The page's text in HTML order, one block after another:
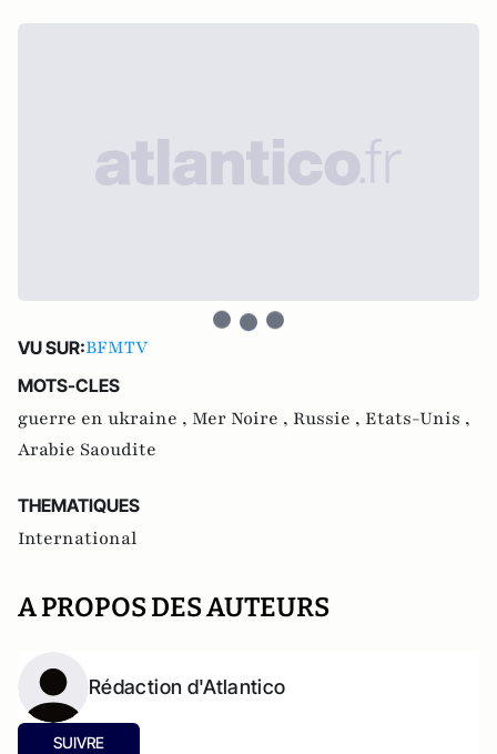
VU SUR:BFMTV
MOTS-CLES
guerre en ukraine , Mer Noire , Russie , Etats-Unis ,
Arabie Saoudite
THEMATIQUES
International
A PROPOS DES AUTEURS
Rédaction d'Atlantico
SUIVRE